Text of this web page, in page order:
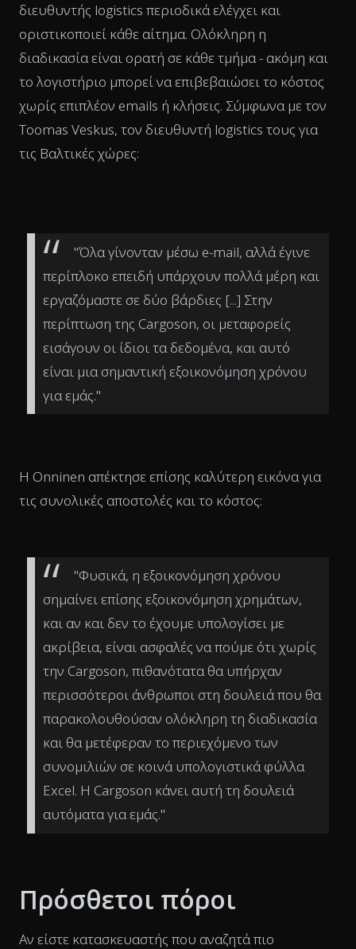
διευθυντής logistics περιοδικά ελέγχει και
οριστικοποιεί κάθε αίτημα. Ολόκληρη η
διαδικασία είναι ορατή σε κάθε τμήμα - ακόμη και
το λογιστήριο μπορεί να επιβεβαιώσει το κόστος
χωρίς επιπλέον emails ή κλήσεις. Σύμφωνα με τον
Toomas Veskus, τον διευθυντή logistics τους για
τις Βαλτικές χώρες:
"Όλα γίνονταν μέσω e-mail, αλλά έγινε
περίπλοκο επειδή υπάρχουν πολλά μέρη και
εργαζόμαστε σε δύο βάρδιες [...] Στην
περίπτωση της Cargoson, οι μεταφορείς
εισάγουν οι ίδιοι τα δεδομένα, και αυτό
είναι μια σημαντική εξοικονόμηση χρόνου
για εμάς."
Η Onninen απέκτησε επίσης καλύτερη εικόνα για
τις συνολικές αποστολές και το κόστος:
"Φυσικά, η εξοικονόμηση χρόνου
σημαίνει επίσης εξοικονόμηση χρημάτων,
και αν και δεν το έχουμε υπολογίσει με
ακρίβεια, είναι ασφαλές να πούμε ότι χωρίς
την Cargoson, πιθανότατα θα υπήρχαν
περισσότεροι άνθρωποι στη δουλειά που θα
παρακολουθούσαν ολόκληρη τη διαδικασία
και θα μετέφεραν το περιεχόμενο των
συνομιλιών σε κοινά υπολογιστικά φύλλα
Excel. Η Cargoson κάνει αυτή τη δουλειά
αυτόματα για εμάς."
Πρόσθετοι πόροι
Αν είστε κατασκευαστής που αναζητά πιο